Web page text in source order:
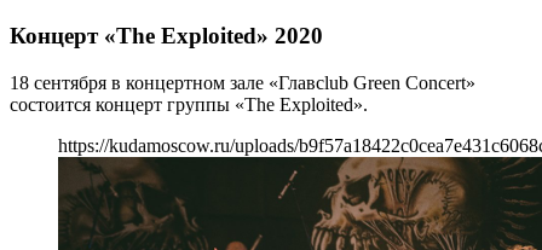
Концерт «The Exploited» 2020
18 сентября в концертном зале «Главсlub Green Concert»
состоится концерт группы «The Exploited».
https://kudamoscow.ru/uploads/